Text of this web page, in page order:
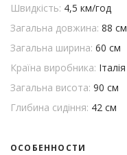
Швидкість: 4,5 км/год
Загальна довжина: 88 см
Загальна ширина: 60 см
Країна виробника: Італія
Загальна висота: 90 см
Глибина сидіння: 42 см
ОСОБЕННОСТИ